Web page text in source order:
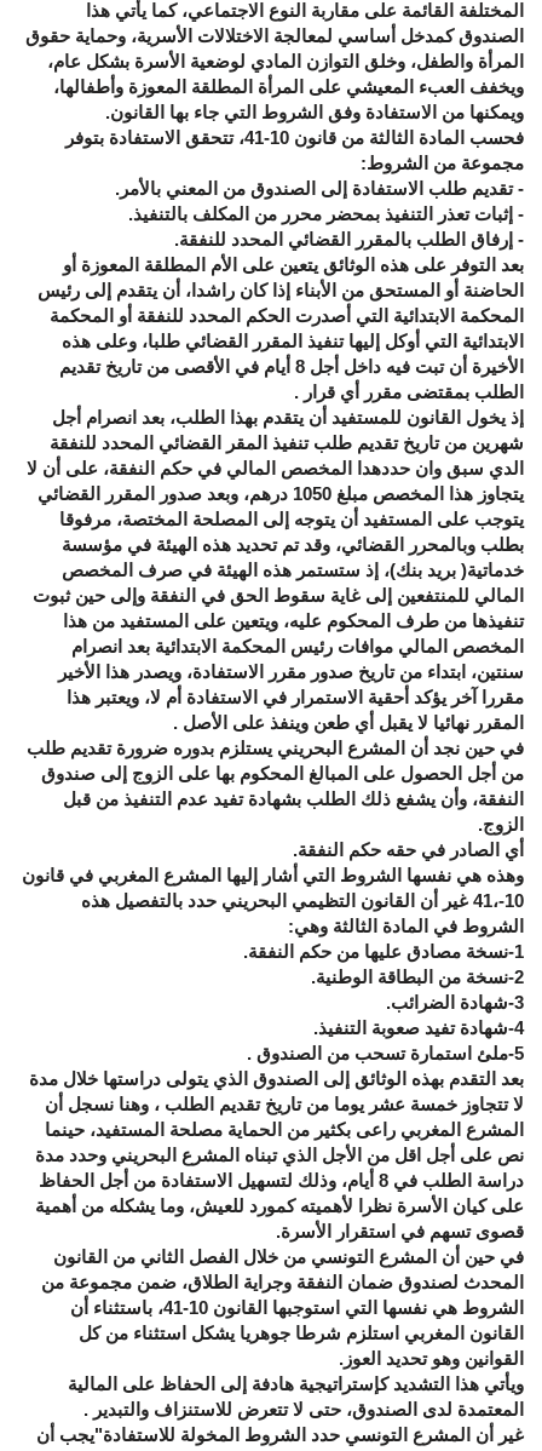
المختلفة القائمة على مقاربة النوع الاجتماعي، كما يأتي هذا
الصندوق كمدخل أساسي لمعالجة الاختلالات الأسرية، وحماية حقوق
المرأة والطفل، وخلق التوازن المادي لوضعية الأسرة بشكل عام،
ويخفف العبء المعيشي على المرأة المطلقة المعوزة وأطفالها،
ويمكنها من الاستفادة وفق الشروط التي جاء بها القانون.
فحسب المادة الثالثة من قانون 10-41، تتحقق الاستفادة بتوفر
مجموعة من الشروط:
- تقديم طلب الاستفادة إلى الصندوق من المعني بالأمر.
- إثبات تعذر التنفيذ بمحضر محرر من المكلف بالتنفيذ.
- إرفاق الطلب بالمقرر القضائي المحدد للنفقة.
بعد التوفر على هذه الوثائق يتعين على الأم المطلقة المعوزة أو
الحاضنة أو المستحق من الأبناء إذا كان راشدا، أن يتقدم إلى رئيس
المحكمة الابتدائية التي أصدرت الحكم المحدد للنفقة أو المحكمة
الابتدائية التي أوكل إليها تنفيذ المقرر القضائي طلبا، وعلى هذه
الأخيرة أن تبت فيه داخل أجل 8 أيام في الأقصى من تاريخ تقديم
الطلب بمقتضى مقرر أي قرار .
إذ يخول القانون للمستفيد أن يتقدم بهذا الطلب، بعد انصرام أجل
شهرين من تاريخ تقديم طلب تنفيذ المقر القضائي المحدد للنفقة
الدي سبق وان حددهدا المخصص المالي في حكم النفقة، على أن لا
يتجاوز هذا المخصص مبلغ 1050 درهم، وبعد صدور المقرر القضائي
يتوجب على المستفيد أن يتوجه إلى المصلحة المختصة، مرفوقا
بطلب وبالمحرر القضائي، وقد تم تحديد هذه الهيئة في مؤسسة
خدماتية( بريد بنك)، إذ ستستمر هذه الهيئة في صرف المخصص
المالي للمنتفعين إلى غاية سقوط الحق في النفقة وإلى حين ثبوت
تنفيذها من طرف المحكوم عليه، ويتعين على المستفيد من هذا
المخصص المالي موافات رئيس المحكمة الابتدائية بعد انصرام
سنتين، ابتداء من تاريخ صدور مقرر الاستفادة، ويصدر هذا الأخير
مقررا آخر يؤكد أحقية الاستمرار في الاستفادة أم لا، ويعتبر هذا
المقرر نهائيا لا يقبل أي طعن وينفذ على الأصل .
في حين نجد أن المشرع البحريني يستلزم بدوره ضرورة تقديم طلب
من أجل الحصول على المبالغ المحكوم بها على الزوج إلى صندوق
النفقة، وأن يشفع ذلك الطلب بشهادة تفيد عدم التنفيذ من قبل
الزوج.
أي الصادر في حقه حكم النفقة.
وهذه هي نفسها الشروط التي أشار إليها المشرع المغربي في قانون
10-،41 غير أن القانون التظيمي البحريني حدد بالتفصيل هذه
الشروط في المادة الثالثة وهي:
1-نسخة مصادق عليها من حكم النفقة.
2-نسخة من البطاقة الوطنية.
3-شهادة الضرائب.
4-شهادة تفيد صعوبة التنفيذ.
5-ملئ استمارة تسحب من الصندوق .
بعد التقدم بهذه الوثائق إلى الصندوق الذي يتولى دراستها خلال مدة
لا تتجاوز خمسة عشر يوما من تاريخ تقديم الطلب ، وهنا نسجل أن
المشرع المغربي راعى بكثير من الحماية مصلحة المستفيد، حينما
نص على أجل اقل من الأجل الذي تبناه المشرع البحريني وحدد مدة
دراسة الطلب في 8 أيام، وذلك لتسهيل الاستفادة من أجل الحفاظ
على كيان الأسرة نظرا لأهميته كمورد للعيش، وما يشكله من أهمية
قصوى تسهم في استقرار الأسرة.
في حين أن المشرع التونسي من خلال الفصل الثاني من القانون
المحدث لصندوق ضمان النفقة وجراية الطلاق، ضمن مجموعة من
الشروط هي نفسها التي استوجبها القانون 10-41، باستثناء أن
القانون المغربي استلزم شرطا جوهريا يشكل استثناء من كل
القوانين وهو تحديد العوز.
ويأتي هذا التشديد كإستراتيجية هادفة إلى الحفاظ على المالية
المعتمدة لدى الصندوق، حتى لا تتعرض للاستنزاف والتبدير .
غير أن المشرع التونسي حدد الشروط المخولة للاستفادة"يجب أن